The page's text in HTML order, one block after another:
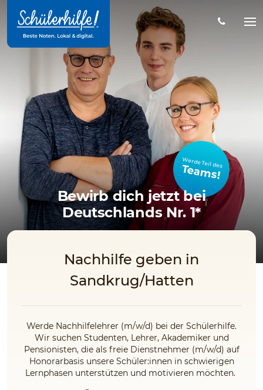
Hauptinhalt
Werde Teil des
Teams!
Bewirb dich jetzt bei
Deutschlands Nr. 1*
Nachhilfe geben in
Sandkrug/Hatten
Werde Nachhilfelehrer (m/w/d) bei der Schülerhilfe.
Wir suchen Studenten, Lehrer, Akademiker und
Pensionisten, die als freie Dienstnehmer (m/w/d) auf
Honorarbasis unsere Schüler:innen in schwierigen
Lernphasen unterstützen und motivieren möchten.